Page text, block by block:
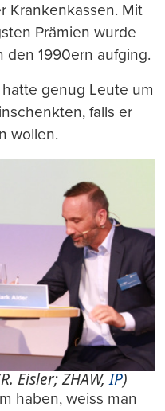
Krankenkassen. Mit
Prämien wurde
den 1990ern aufging.
hatte genug Leute um
falls er
wollen.
Eisler; ZHAW,IP)
haben, weiss man